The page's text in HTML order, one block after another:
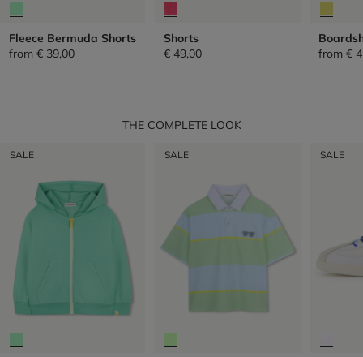
Fleece Bermuda Shorts
from € 39,00
Shorts
€ 49,00
from€
THE COMPLETE LOOK
SALE SALE SALE